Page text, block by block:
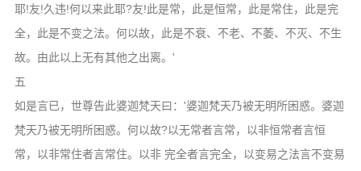
耶!友!久违!何以来此耶?友!此是常，此是恒常，此是常住，此是完
全，此是不变之法。何以故，此是不衰、不老、不萎、不灭、不生
故。由此以上无有其他之出离。'
五
如是言已，世尊告此婆迦梵天曰：'婆迦梵天乃被无明所困惑。婆迦
梵天乃被无明所困惑。何以故?以无常者言常，以非恒常者言恒
常，以非常住者言常住。以非 完全者言完全，以变易之法言不变易